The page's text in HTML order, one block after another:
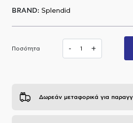
Α.Μ.Ε.Α
BRAND: Splendid
Ποσότητα - +
Δωρεάν μεταφορικά για